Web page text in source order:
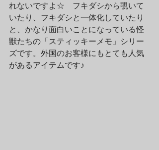
れないですよ☆　フキダシから覗いて
いたり、フキダシと一体化していたり
と、かなり面白いことになっている怪
獣たちの「スティッキーメモ」シリー
ズです。外国のお客様にもとても人気
があるアイテムです♪